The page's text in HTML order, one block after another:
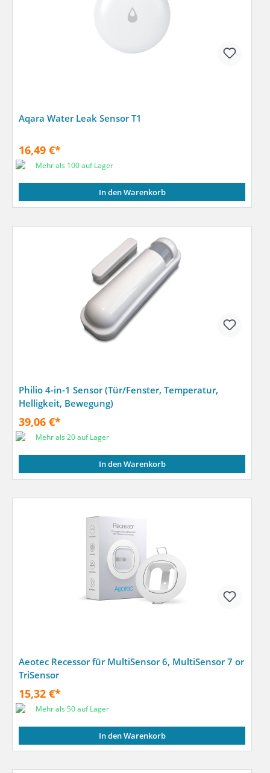
Aqara Water Leak Sensor T1
16,49 €*
Mehr als 100 auf Lager
In den Warenkorb
Philio 4-in-1 Sensor (Tür/Fenster, Temperatur,
Helligkeit, Bewegung)
39,06 €*
Mehr als 20 auf Lager
In den Warenkorb
Aeotec Recessor für MultiSensor 6, MultiSensor 7 or
TriSensor
15,32 €*
Mehr als 50 auf Lager
In den Warenkorb